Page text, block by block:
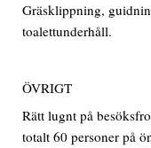
Gräsklippning,
toalettunderhåll.
ÖVRIGT
Rätt lugnt på
totalt 60 personer på